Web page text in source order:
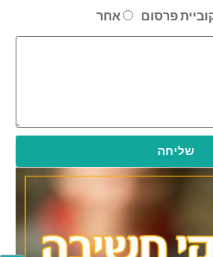
פרסום אחר
שליחה